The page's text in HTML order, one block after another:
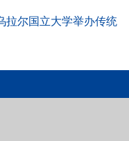
拉尔国立大学举办传统